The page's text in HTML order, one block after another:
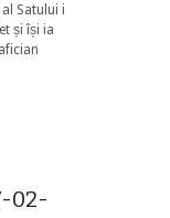
Satului i
și își ia
02-